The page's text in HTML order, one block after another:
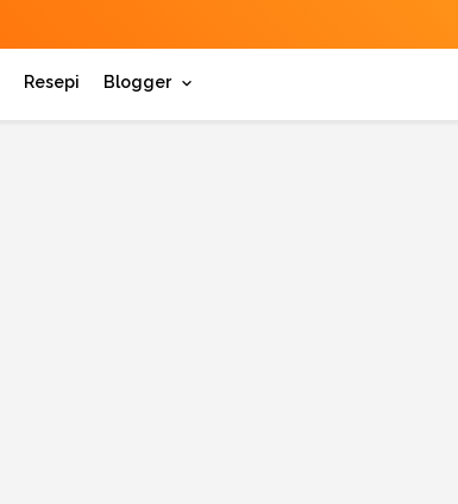
Resepi Blogger